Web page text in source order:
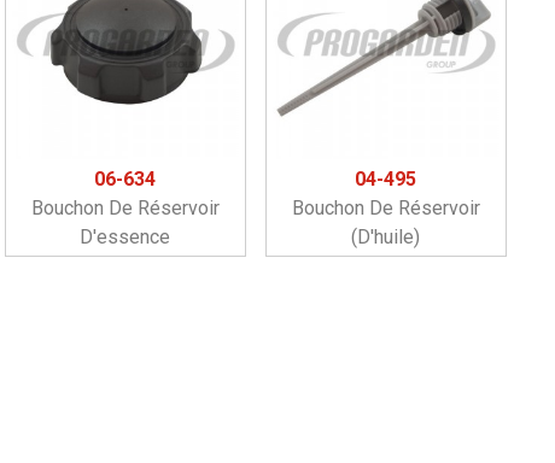
06-634
Bouchon De Réservoir
D'essence
04-495
Bouchon De Réservoir
(d'huile)